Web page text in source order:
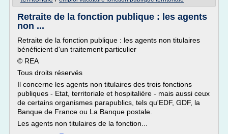
Retraite de la fonction publique : les agents
non ...
Retraite de la fonction publique : les agents non titulaires
bénéficient d'un traitement particulier
© REA
Tous droits réservés
Il concerne les agents non titulaires des trois fonctions
publiques - Etat, territoriale et hospitalière - mais aussi ceux
de certains organismes parapublics, tels qu'EDF, GDF, la
Banque de France ou La Banque postale.
Les agents non titulaires de la fonction...